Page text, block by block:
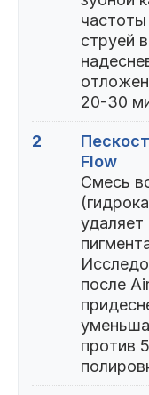
струей
20-30
2
Flow
Смесь
удаляет
после
против